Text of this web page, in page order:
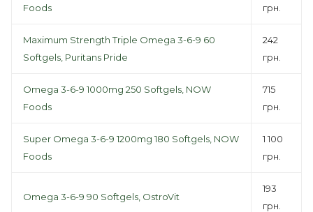
Foods
грн.
Maximum Strength Triple Omega 3-6-9 60
Softgels, Puritans Pride
242
грн.
Omega 3-6-9 1000mg 250 Softgels, NOW
Foods
715
грн.
Super Omega 3-6-9 1200mg 180 Softgels, NOW
Foods
1 100
грн.
Omega 3-6-9 90 Softgels, OstroVit
193
грн.